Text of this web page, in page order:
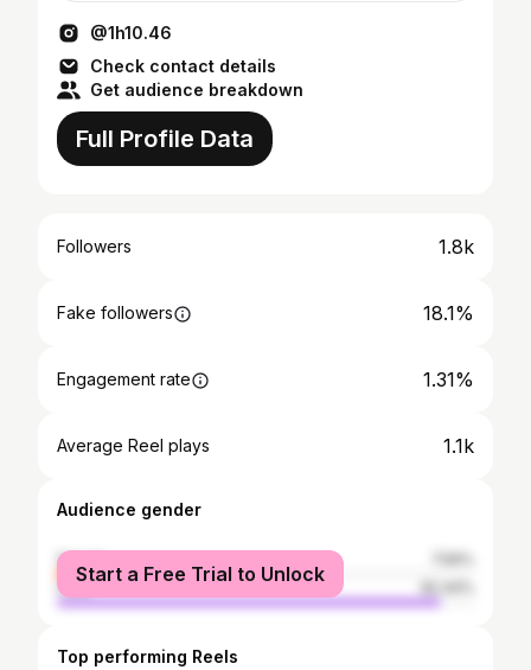
@1h10.46
Check contact details
Get audience breakdown
Full Profile Data
Followers 1.8k
Fake followers 18.1%
Engagement rate 1.31%
Average Reel plays 1.1k
Audience gender
female
male
Start a Free Trial to Unlock
Top performing Reels